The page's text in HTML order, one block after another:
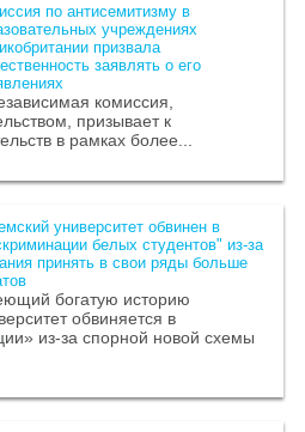
по антисемитизму в
учреждениях
призвала
заявлять о его
комиссия,
призывает к
в рамках более...
университет обвинен в
белых студентов" из-за
принять в свои ряды больше
богатую историю
обвиняется в
из-за спорной новой схемы